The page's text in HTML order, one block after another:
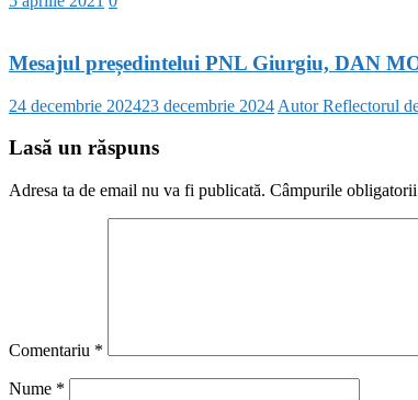
Mesajul președintelui PNL Giurgiu, DAN
24 decembrie 202423 decembrie 2024 Autor Reflectorul
Lasă un răspuns
Adresa ta de email nu va fi publicată. Câmpurile obligatorii
Comentariu *
Nume *